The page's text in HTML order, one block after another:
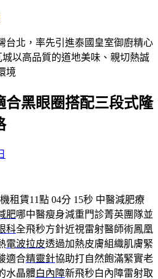
台北，率先引進泰國皇室御廚精心
以高品質的道地美味、親切熱誠
境
合黑眼圈搭配三段式隆
租賃11點 04分 15秒 中醫減肥療
肥哪中醫瘦身減重門診菁英團隊並
科全飛秒方針近視雷射醫師術鳳凰
電波拉皮透過加熱皮膚組織肌膚緊
適合精靈針協助打自然飽滿緊實老
水晶體白內障新飛秒白內障雷射取